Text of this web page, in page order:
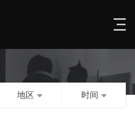
地区 时间